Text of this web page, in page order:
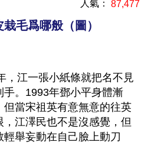
人氣： 87,477
毛爲哪般（圖）
，江一張小紙條就把名不見
。1993年鄧小平身體漸
當宋祖英有意無意的往英
江澤民也不是沒感覺，但
舉妄動在自己臉上動刀